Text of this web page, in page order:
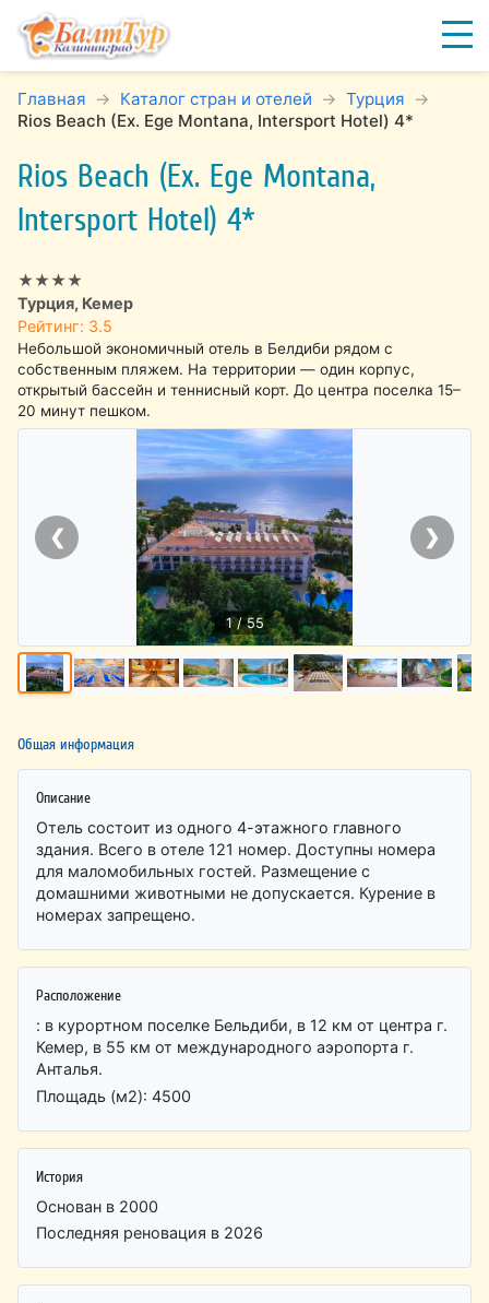
Главная Каталог стран и отелей
Турция
Rios Beach (Ex. Ege Montana, Intersport Hotel) 4*
Rios Beach (Ex. Ege Montana,
Intersport Hotel) 4*
★★★★
Турция, Кемер
Рейтинг: 3.5
Небольшой экономичный отель в Белдиби рядом с
собственным пляжем. На территории — один корпус,
открытый бассейн и теннисный корт. До центра поселка 15–
20 минут пешком.
❮ ❯
1 / 55
Общая информация
Описание
Отель состоит из одного 4-этажного главного
здания. Всего в отеле 121 номер. Доступны номера
для маломобильных гостей. Размещение с
домашними животными не допускается. Курение в
номерах запрещено.
Расположение
: в курортном поселке Бельдиби, в 12 км от центра г.
Кемер, в 55 км от международного аэропорта г.
Анталья.
Площадь (м2): 4500
История
Основан в 2000
Последняя реновация в 2026